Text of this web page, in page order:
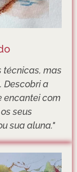
técnicas, mas
Descobri a
encantei com
seus
sua aluna."